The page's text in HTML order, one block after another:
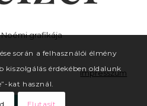
Noémi grafikája
Impresszum
során a felhasználói élmény
kiszolgálás érdekében oldalunk
kat használ.
Elutasít